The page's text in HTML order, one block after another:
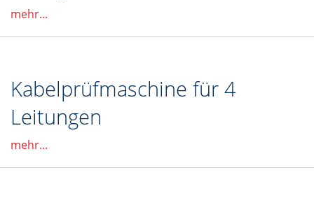
mehr...
Kabelprüfmaschine für 4
Leitungen
mehr...